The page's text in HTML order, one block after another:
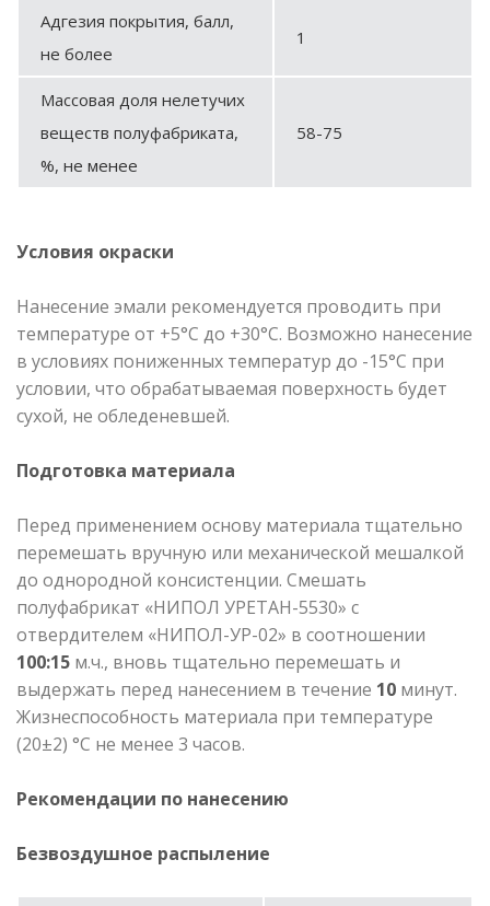
Адгезия покрытия, балл,
не более
1
Массовая доля нелетучих
веществ полуфабриката,
%, не менее
58-75
Условия окраски
Нанесение эмали рекомендуется проводить при
температуре от +5°С до +30°С. Возможно нанесение
в условиях пониженных температур до -15°С при
условии, что обрабатываемая поверхность будет
сухой, не обледеневшей.
Подготовка материала
Перед применением основу материала тщательно
перемешать вручную или механической мешалкой
до однородной консистенции. Смешать
полуфабрикат «НИПОЛ УРЕТАН-5530» с
отвердителем «НИПОЛ-УР-02» в соотношении
100:15 м.ч., вновь тщательно перемешать и
выдержать перед нанесением в течение 10 минут.
Жизнеспособность материала при температуре
(20±2) °С не менее 3 часов.
Рекомендации по нанесению
Безвоздушное распыление